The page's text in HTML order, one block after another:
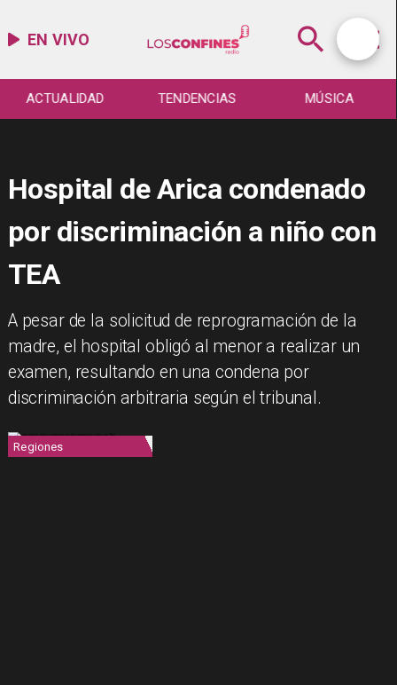
EN VIVO
ACTUALIDAD TENDENCIAS MÚSICA
Hospital de Arica condenado
por discriminación a niño con
TEA
A pesar de la solicitud de reprogramación de la
madre, el hospital obligó al menor a realizar un
examen, resultando en una condena por
discriminación arbitraria según el tribunal.
Regiones